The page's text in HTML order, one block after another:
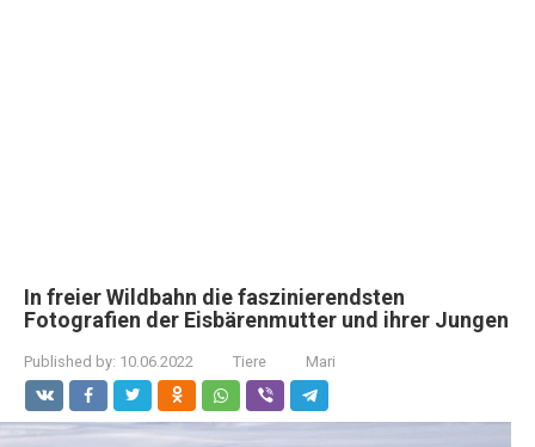
In freier Wildbahn die faszinierendsten
Fotografien der Eisbärenmutter und ihrer Jungen
Published by: 10.06.2022 Tiere Mari